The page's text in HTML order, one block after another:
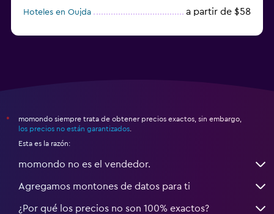
Hoteles en Oujda
a partir de $58
*
momondo siempre trata de obtener precios exactos, sin embargo,
los precios no están garantizados
Esta es la razón:
momondo no es el vendedor.
Agregamos montones de datos para ti
¿Por qué los precios no son 100% exactos?